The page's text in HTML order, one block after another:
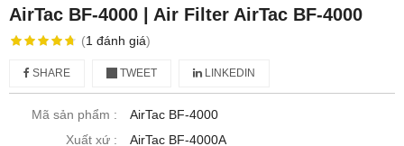
AirTac BF-4000 | Air Filter AirTac BF-4000
(1 đánh giá)
SHARE TWEET LINKEDIN
Mã sản phẩm :
AirTac BF-4000
Xuất xứ :
AirTac BF-4000A